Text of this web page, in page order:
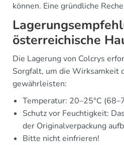
können. Eine gründliche
österreichische
Die Lagerung von Colcrys
Sorgfalt, um die Wirksamkeit
gewährleisten:
Temperatur: 20–25°C
Schutz vor Feuchtigkeit:
der Originalverpackung
Bitte nicht einfrieren!